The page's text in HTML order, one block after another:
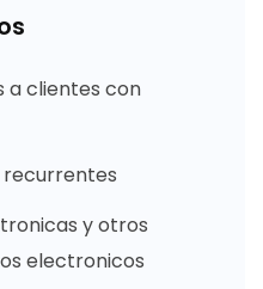
a clientes con
y otros
electronicos